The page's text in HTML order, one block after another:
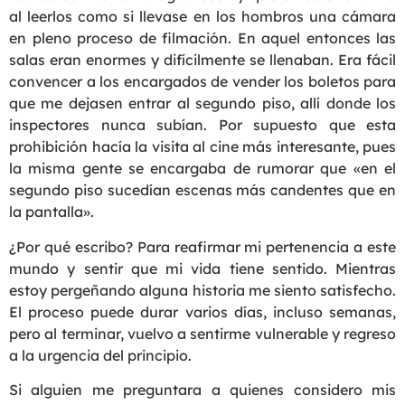
al leerlos como si llevase en los hombros una cámara
en pleno proceso de filmación. En aquel entonces las
salas eran enormes y difícilmente se llenaban. Era fácil
convencer a los encargados de vender los boletos para
que me dejasen entrar al segundo piso, allí donde los
inspectores nunca subían. Por supuesto que esta
prohibición hacía la visita al cine más interesante, pues
la misma gente se encargaba de rumorar que «en el
segundo piso sucedían escenas más candentes que en
la pantalla».
¿Por qué escribo? Para reafirmar mi pertenencia a este
mundo y sentir que mi vida tiene sentido. Mientras
estoy pergeñando alguna historia me siento satisfecho.
El proceso puede durar varios días, incluso semanas,
pero al terminar, vuelvo a sentirme vulnerable y regreso
a la urgencia del principio.
Si alguien me preguntara a quienes considero mis